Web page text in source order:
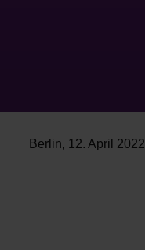
Berlin, 12. April 2022